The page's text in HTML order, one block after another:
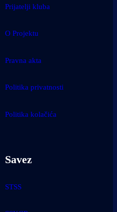
Prijatelji kluba
O Projektu
Pravna akta
Politika privatnosti
Politika kolačića
Savez
STSS